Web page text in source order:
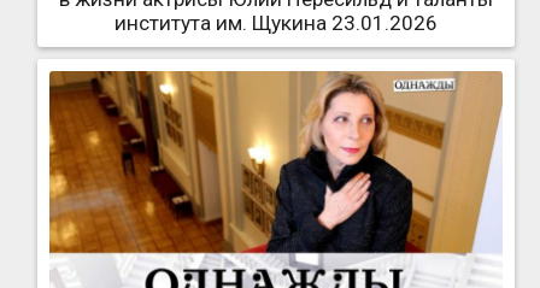
института им. Щукина 23.01.2026